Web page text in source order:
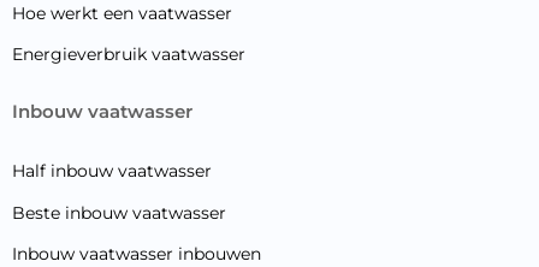
Hoe werkt een vaatwasser
Energieverbruik vaatwasser
inbouw vaatwasser
Half inbouw vaatwasser
Beste inbouw vaatwasser
Inbouw vaatwasser inbouwen